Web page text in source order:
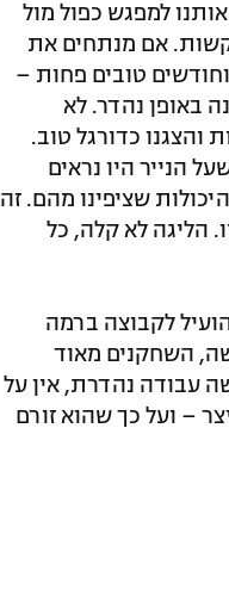
למפגש כפול מול
קשות. אם מנתחים את
טובים פחות –
באופן נהדר. לא
כדורגל טוב.
הנייר היו נראים
שציפינו מהם. זה
הליגה לא קלה, כל
לקבוצה ברמה
השחקנים מאוד
עבודה נהדרת, אין על
– ועל כך שהוא זורם